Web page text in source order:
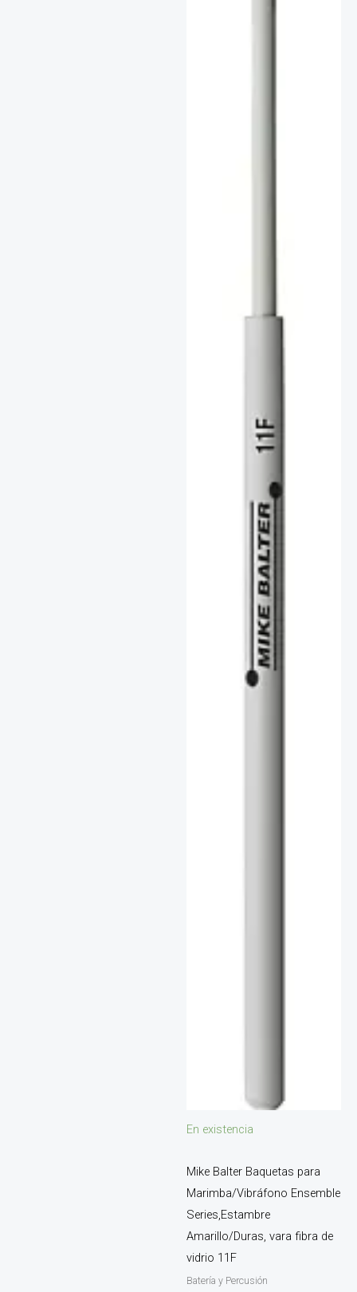
En existencia
Mike Balter Baquetas para
Marimba/Vibráfono Ensemble
Series,Estambre
Amarillo/Duras, vara fibra de
vidrio 11F
Batería y Percusión